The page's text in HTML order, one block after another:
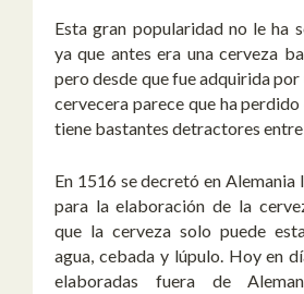
Esta gran popularidad no le ha
ya que antes era una cerveza
pero desde que fue adquirida
cervecera parece que ha
tiene bastantes detractores
En 1516 se decretó en Alemania
para la elaboración de la
que la cerveza solo puede
agua, cebada y lúpulo. Hoy en
elaboradas fuera de